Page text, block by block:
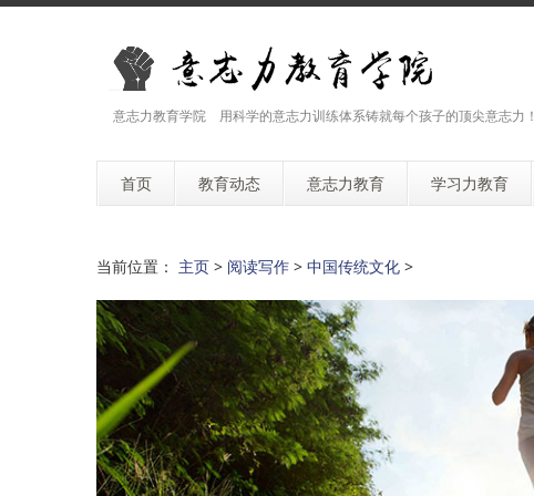
意志力教育学院 用科学的意志力训练体系铸就每个孩子的顶尖意志力！
首页 教育动态 意志力教育 学习力教育
当前位置： 主页 > 阅读写作 > 中国传统文化 >